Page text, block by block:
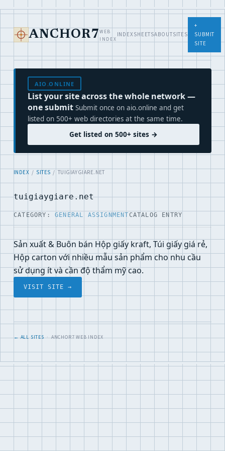
ANCHOR7 WEB
INDEX
INDEXSHEETSABOUTSITES
+
SUBMIT
SITE
AIO.ONLINE
List your site across the whole network —
one submit Submit once on aio.online and get
listed on 500+ web directories at the same time.
Get listed on 500+ sites →
INDEX / SITES / TUIGIAYGIARE.NET
tuigiaygiare.net
CATEGORY: GENERAL ASSIGNMENT CATALOG ENTRY
Sản xuất & Buôn bán Hộp giấy kraft, Túi giấy giá rẻ,
Hộp carton với nhiều mẫu sản phẩm cho nhu cầu
sử dụng ít và cần độ thẩm mỹ cao.
VISIT SITE →
← ALL SITES· ANCHOR7 WEB INDEX